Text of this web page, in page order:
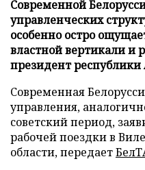
Современной
управленческих
особенно остро
властной вертикали и
президент
Современная
управления,
советский период,
рабочей поездки в
области, передает